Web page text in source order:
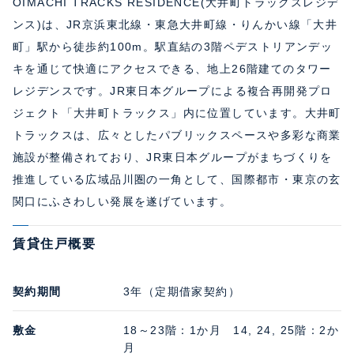
OIMACHI TRACKS RESIDENCE(大井町トラックスレジデ
ンス)は、JR京浜東北線・東急大井町線・りんかい線「大井
町」駅から徒歩約100m。駅直結の3階ペデストリアンデッ
キを通じて快適にアクセスできる、地上26階建てのタワー
レジデンスです。JR東日本グループによる複合再開発プロ
ジェクト「大井町トラックス」内に位置しています。大井町
トラックスは、広々としたパブリックスペースや多彩な商業
施設が整備されており、JR東日本グループがまちづくりを
推進している広域品川圏の一角として、国際都市・東京の玄
関口にふさわしい発展を遂げています。
賃貸住戸概要
契約期間 3年（定期借家契約）
敷金
18～23階：1か月 14, 24, 25階：2か
月